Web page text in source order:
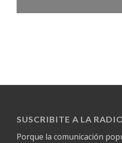
SUSCRIBITE A LA
Porque la comunicación